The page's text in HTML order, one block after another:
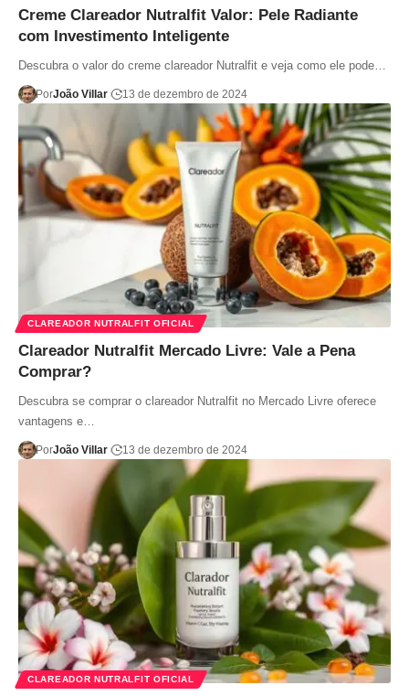
Creme Clareador Nutralfit Valor: Pele Radiante
com Investimento Inteligente
Descubra o valor do creme clareador Nutralfit e veja como ele pode…
PorJoão Villar 13 de dezembro de 2024
CLAREADOR NUTRALFIT OFICIAL
Clareador Nutralfit Mercado Livre: Vale a Pena
Comprar?
Descubra se comprar o clareador Nutralfit no Mercado Livre oferece
vantagens e…
PorJoão Villar 13 de dezembro de 2024
CLAREADOR NUTRALFIT OFICIAL